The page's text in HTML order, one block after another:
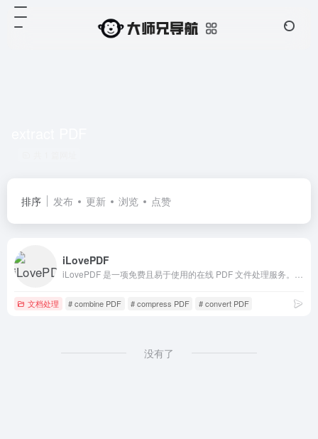
排序 发布 更新 浏览 点赞
iLovePDF
文档处理 # combine PDF # compress PDF # convert PDF
没有了